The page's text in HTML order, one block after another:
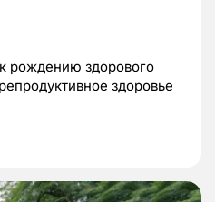
рождению здорового
здоровье